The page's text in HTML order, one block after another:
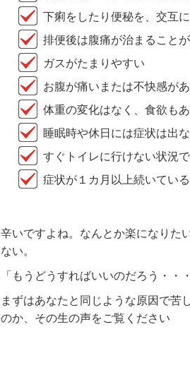
下痢をしたり便秘を、交互
排便後は腹痛が治まること
ガスがたまりやすい
お腹が痛いまたは不快感が
体重の変化はなく、食欲も
睡眠時や休日には症状は出
すぐトイレに行けない状況
症状が１カ月以上続いている
辛いですよね。なんとか楽になりた
ない。
「もうどうすればいいのだろう・・
まずはあなたと同じような原因で苦
のか、その生の声をご覧ください